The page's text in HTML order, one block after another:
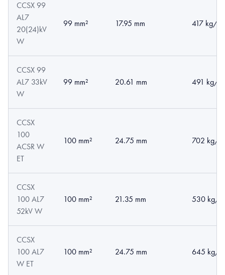
CCSX 99
AL7
20(24)kV
W
99 mm² 17.95 mm 417 kg/
CCSX 99
AL7 33kV
W
99 mm² 20.61 mm 491 kg/
CCSX
100
ACSR W
ET
100 mm² 24.75 mm 702 kg/
CCSX
100 AL7
52kV W
100 mm² 21.35 mm 530 kg/
CCSX
100 AL7
W ET
100 mm² 24.75 mm 645 kg/